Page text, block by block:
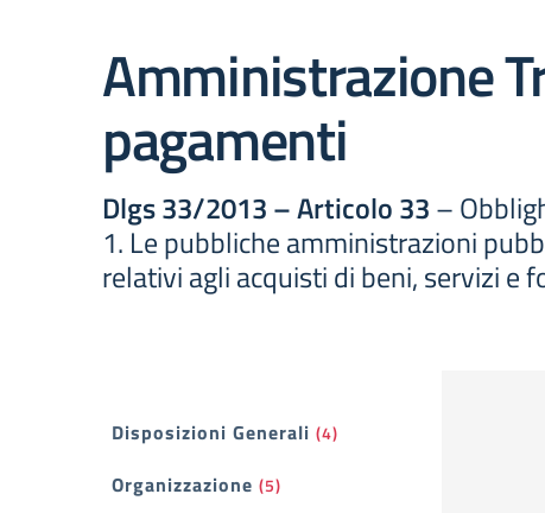
Amministrazione
pagamenti
Dlgs 33/2013 – Articolo 33–
1. Le pubbliche amministrazioni
relativi agli acquisti di beni, servizi
Filtri
Disposizioni Generali (4)
Organizzazione (5)